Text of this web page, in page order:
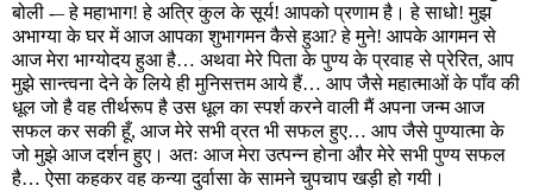
बोली -– हे महाभाग! हे अत्रि कुल के सूर्य! आपको प्रणाम है। हे साधो! मुझ
अभाग्या के घर में आज आपका शुभागमन कैसे हुआ? हे मुने! आपके आगमन से
आज मेरा भाग्योदय हुआ है… अथवा मेरे पिता के पुण्य के प्रवाह से प्रेरित, आप
मुझे सान्त्वना देने के लिये ही मुनिसत्तम आये हैं… आप जैसे महात्माओं के पाँव की
धूल जो है वह तीर्थरूप है उस धूल का स्पर्श करने वाली मैं अपना जन्म आज
सफल कर सकी हूँ, आज मेरे सभी व्रत भी सफल हुए… आप जैसे पुण्यात्मा के
जो मुझे आज दर्शन हुए। अतः आज मेरा उत्पन्न होना और मेरे सभी पुण्य सफल
है… ऐसा कहकर वह कन्या दुर्वासा के सामने चुपचाप खड़ी हो गयी।